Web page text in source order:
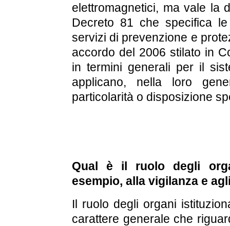
elettromagnetici, ma vale la
Decreto 81 che specifica
servizi di prevenzione e
accordo del 2006 stilato in
in termini generali per il
applicano, nella loro
particolarità o disposizione
Qual è il ruolo degli
esempio, alla vigilanza e
Il ruolo degli organi
carattere generale che